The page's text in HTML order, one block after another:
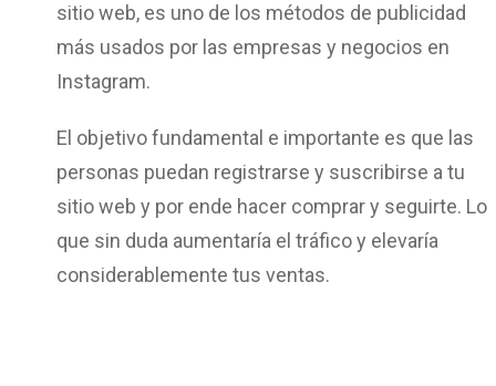
sitio web, es uno de los métodos de publicidad
más usados por las empresas y negocios en
Instagram.
El objetivo fundamental e importante es que las
personas puedan registrarse y suscribirse a tu
sitio web y por ende hacer comprar y seguirte. Lo
que sin duda aumentaría el tráfico y elevaría
considerablemente tus ventas.